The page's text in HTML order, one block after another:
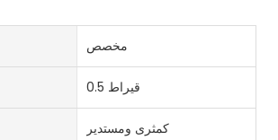
مخصص
0.5 قيراط
كمثرى ومستدير